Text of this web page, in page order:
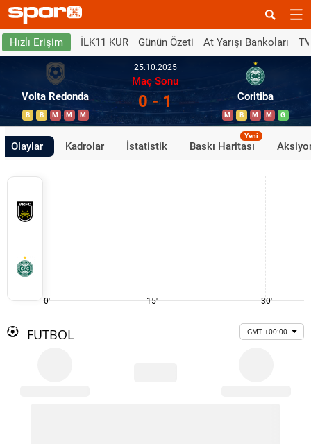
Hızlı Erişim İLK11 KUR Günün Özeti At Yarışı Bankoları
Volta Redonda
B B M M M
25.10.2025
Maç Sonu
0 - 1 Coritiba
M B M M G
Olaylar Kadrolar İstatistik Baskı Haritası
Yeni
0' 15' 30'
FUTBOL GMT +00:00